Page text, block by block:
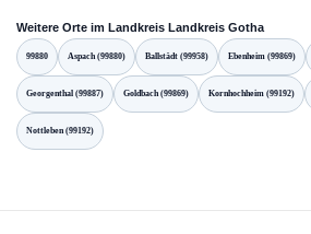
Weitere Orte im Landkreis Landkreis Gotha
99880 Aspach (99880) Ballstädt (99958) Ebenheim (99869)
Georgenthal (99887) Goldbach (99869) Kornhochheim (99192)
Nottleben (99192)